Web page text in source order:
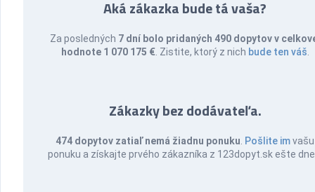
Aká zákazka bude tá vaša?
Za posledných 7 dní bolo pridaných 490 dopytov v
hodnote 1 070 175 € . Zistite, ktorý z nich bude ten váš
Zákazky bez dodávateľa.
474 dopytov zatiaľ nemá žiadnu ponuku Pošlite imvašu
ponuku a získajte prvého zákazníka z 123dopyt.sk ešte